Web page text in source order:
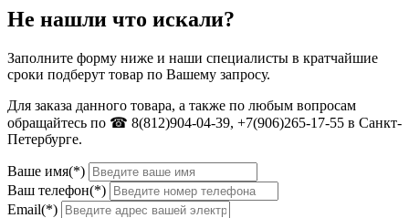
Не нашли что искали?
Заполните форму ниже и наши специалисты в кратчайшие
сроки подберут товар по Вашему запросу.
Для заказа данного товара, а также по любым вопросам
обращайтесь по ☎ 8(812)904-04-39, +7(906)265-17-55 в Санкт-
Петербурге.
Ваше имя(*)
Ваш телефон(*)
Email(*)